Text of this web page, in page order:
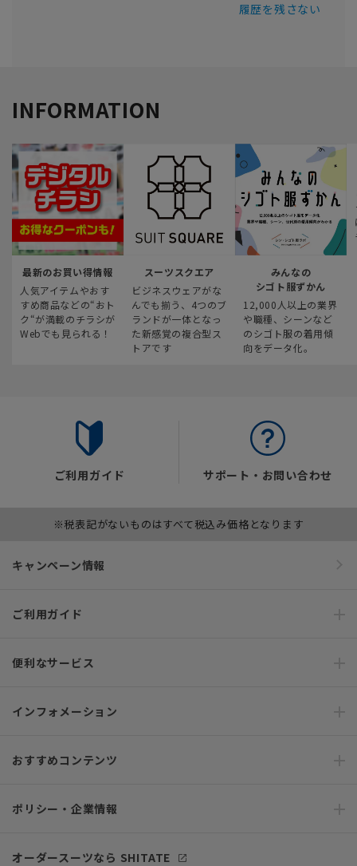
履歴を残さない
INFORMATION
最新のお買い得情報
人気アイテムやおす
すめ商品などの“おト
ク“が満載のチラシが
Webでも見られる！
スーツスクエア
ビジネスウェアがな
んでも揃う、4つのブ
ランドが一体となっ
た新感覚の複合型ス
トアです
みんなの
シゴト服ずかん
12,000人以上の業界
や職種、シーンなど
のシゴト服の着用傾
向をデータ化。
ご利用ガイド サポート・お問い合わせ
※税表記がないものはすべて税込み価格となります
キャンペーン情報
ご利用ガイド
便利なサービス
インフォメーション
おすすめコンテンツ
ポリシー・企業情報
オーダースーツなら SHITATE